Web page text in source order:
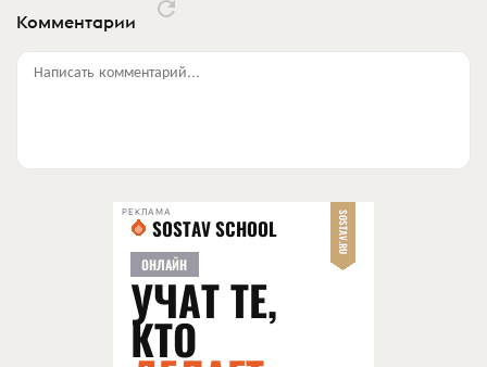
Комментарии
Написать комментарий...
РЕКЛАМА